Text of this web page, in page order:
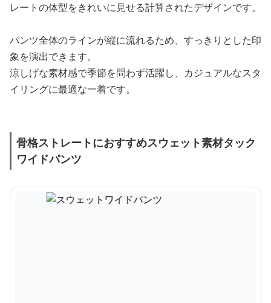
レートの体型をきれいに見せる計算されたデザインです。
パンツ全体のラインが縦に流れるため、すっきりとした印
象を演出できます。
涼しげな素材感で季節を問わず活躍し、カジュアルなスタ
イリングに最適な一着です。
骨格ストレートにおすすめスウェット素材タック
ワイドパンツ